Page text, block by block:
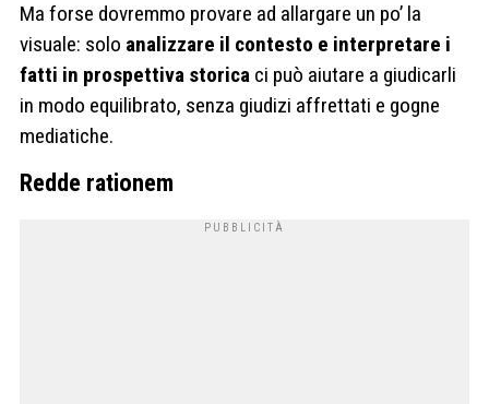
Ma forse dovremmo provare ad allargare un po’ la
visuale: solo analizzare il contesto e interpretare i
fatti in prospettiva storica ci può aiutare a giudicarli
in modo equilibrato, senza giudizi affrettati e gogne
mediatiche.
Redde rationem